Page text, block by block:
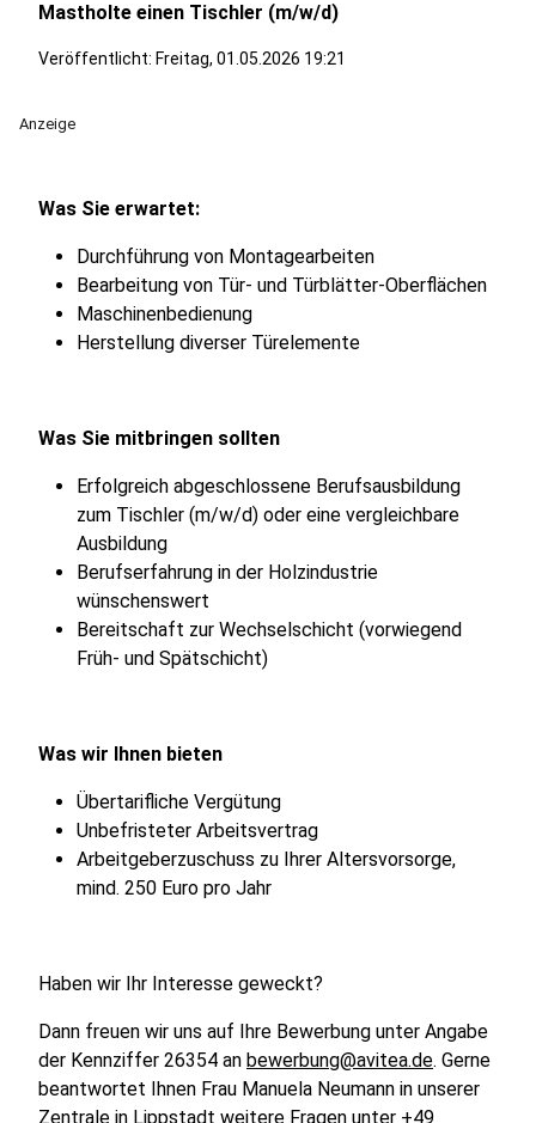
Mastholte einen Tischler (m/w/d)
Veröffentlicht: Freitag, 01.05.2026 19:21
Anzeige
Was Sie erwartet:
Durchführung von Montagearbeiten
Bearbeitung von Tür- und Türblätter-Oberflächen
Maschinenbedienung
Herstellung diverser Türelemente
Was Sie mitbringen sollten
Erfolgreich abgeschlossene Berufsausbildung
zum Tischler (m/w/d) oder eine vergleichbare
Ausbildung
Berufserfahrung in der Holzindustrie
wünschenswert
Bereitschaft zur Wechselschicht (vorwiegend
Früh- und Spätschicht)
Was wir Ihnen bieten
Übertarifliche Vergütung
Unbefristeter Arbeitsvertrag
Arbeitgeberzuschuss zu Ihrer Altersvorsorge,
mind. 250 Euro pro Jahr
Haben wir Ihr Interesse geweckt?
Dann freuen wir uns auf Ihre Bewerbung unter Angabe
der Kennziffer 26354 an bewerbung@avitea.de. Gerne
beantwortet Ihnen Frau Manuela Neumann in unserer
Zentrale in Lippstadt weitere Fragen unter +49